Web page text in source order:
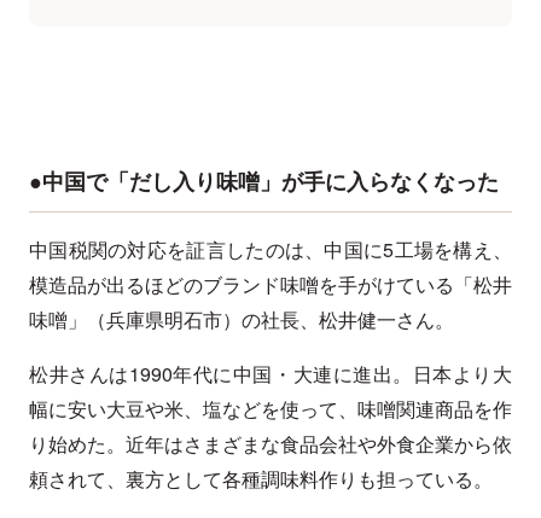
●中国で「だし入り味噌」が手に入らなくなった
中国税関の対応を証言したのは、中国に5工場を構え、
模造品が出るほどのブランド味噌を手がけている「松井
味噌」（兵庫県明石市）の社長、松井健一さん。
松井さんは1990年代に中国・大連に進出。日本より大
幅に安い大豆や米、塩などを使って、味噌関連商品を作
り始めた。近年はさまざまな食品会社や外食企業から依
頼されて、裏方として各種調味料作りも担っている。